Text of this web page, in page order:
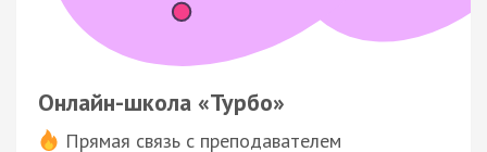
Онлайн-школа «Турбо»
Прямая связь с преподавателем